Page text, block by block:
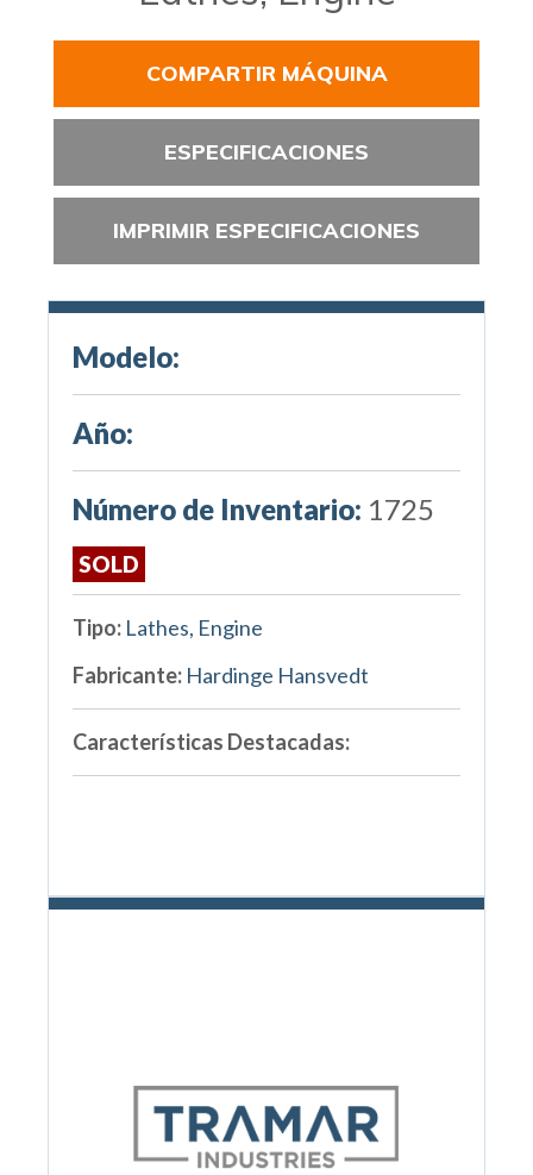
COMPARTIR MÁQUINA
ESPECIFICACIONES
IMPRIMIR ESPECIFICACIONES
Modelo:
Año:
Número de Inventario: 1725
SOLD
Tipo: Lathes, Engine
Fabricante: Hardinge Hansvedt
Características Destacadas: